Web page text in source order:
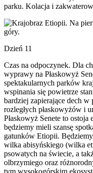
parku. Kolacja i
Dzień 11
Czas na odpoczynek. Dla
wyprawy na Płaskowyż
spektakularnych parków
wspinania się powietrze
bardziej zapierające dech
rozległych płaskowyżów i
Płaskowyż Senete to
będziemy mieli szansę
gatunków Etiopii.
wilka abisyńskiego (wilka
psowatych na świecie, a
olbrzymiego oraz
tym wysokogórskim